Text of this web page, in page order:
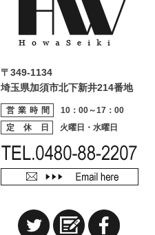
〒349-1134
埼玉県加須市北下新井214番地
営業時間
10：00～17：00
定 休 日
火曜日・水曜日